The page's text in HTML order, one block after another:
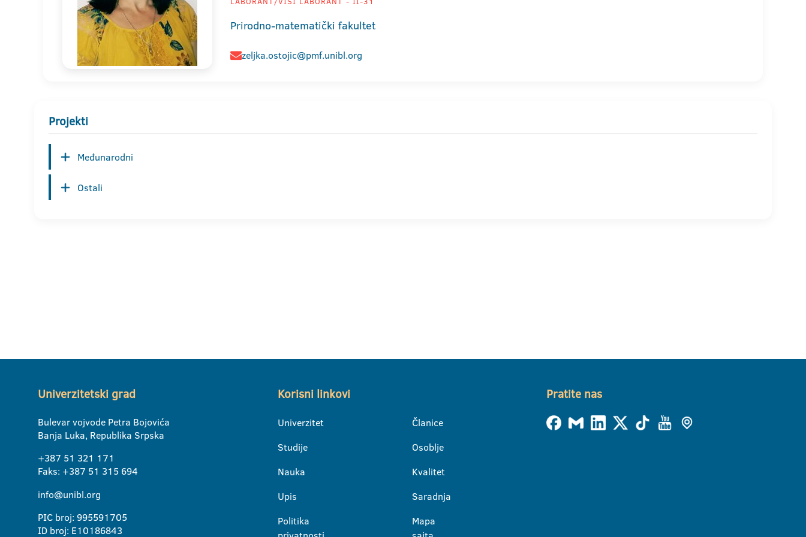
Prirodno-matematički fakultet
zeljka.ostojic@pmf.unibl.org
Projekti
Međunarodni
Ostali
Univerzitetski grad
Bulevar vojvode Petra Bojovića
Banja Luka, Republika Srpska
+387 51 321 171
Faks: +387 51 315 694
info@unibl.org
PIC broj: 995591705
ID broj: E10186843
Korisni linkovi
Univerzitet
Studije
Nauka
Upis
Politika
Članice
Osoblje
Kvalitet
Saradnja
Mapa
Pratite nas